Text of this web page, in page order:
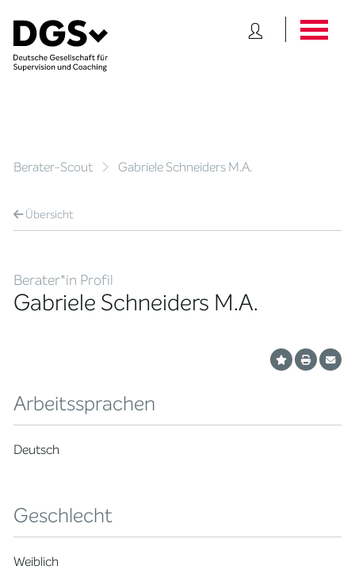
Berater-Scout Gabriele Schneiders M.A.
Übersicht
Berater*in Profil
Gabriele Schneiders M.A.
Arbeitssprachen
Deutsch
Geschlecht
Weiblich